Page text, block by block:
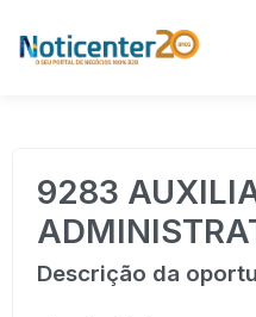
9283
Descrição da